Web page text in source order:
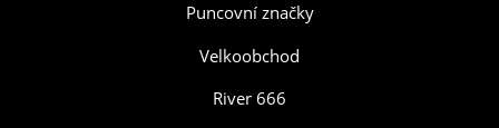
Puncovní značky
Velkoobchod
River 666